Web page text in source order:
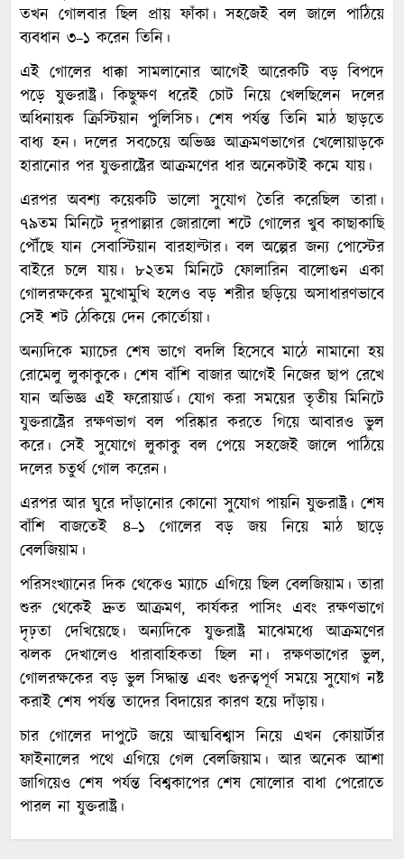
তখন গোলবার ছিল প্রায় ফাঁকা। সহজেই বল জালে পাঠিয়ে
ব্যবধান ৩–১ করেন তিনি।
এই গোলের ধাক্কা সামলানোর আগেই আরেকটি বড় বিপদে
পড়ে যুক্তরাষ্ট্র। কিছুক্ষণ ধরেই চোট নিয়ে খেলছিলেন দলের
অধিনায়ক ক্রিস্টিয়ান পুলিসিচ। শেষ পর্যন্ত তিনি মাঠ ছাড়তে
বাধ্য হন। দলের সবচেয়ে অভিজ্ঞ আক্রমণভাগের খেলোয়াড়কে
হারানোর পর যুক্তরাষ্ট্রের আক্রমণের ধার অনেকটাই কমে যায়।
এরপর অবশ্য কয়েকটি ভালো সুযোগ তৈরি করেছিল তারা।
৭৯তম মিনিটে দূরপাল্লার জোরালো শটে গোলের খুব কাছাকাছি
পৌঁছে যান সেবাস্টিয়ান বারহাল্টার। বল অল্পের জন্য পোস্টের
বাইরে চলে যায়। ৮২তম মিনিটে ফোলারিন বালোগুন একা
গোলরক্ষকের মুখোমুখি হলেও বড় শরীর ছড়িয়ে অসাধারণভাবে
সেই শট ঠেকিয়ে দেন কোর্তোয়া।
অন্যদিকে ম্যাচের শেষ ভাগে বদলি হিসেবে মাঠে নামানো হয়
রোমেলু লুকাকুকে। শেষ বাঁশি বাজার আগেই নিজের ছাপ রেখে
যান অভিজ্ঞ এই ফরোয়ার্ড। যোগ করা সময়ের তৃতীয় মিনিটে
যুক্তরাষ্ট্রের রক্ষণভাগ বল পরিষ্কার করতে গিয়ে আবারও ভুল
করে। সেই সুযোগে লুকাকু বল পেয়ে সহজেই জালে পাঠিয়ে
দলের চতুর্থ গোল করেন।
এরপর আর ঘুরে দাঁড়ানোর কোনো সুযোগ পায়নি যুক্তরাষ্ট্র। শেষ
বাঁশি বাজতেই ৪–১ গোলের বড় জয় নিয়ে মাঠ ছাড়ে
বেলজিয়াম।
পরিসংখ্যানের দিক থেকেও ম্যাচে এগিয়ে ছিল বেলজিয়াম। তারা
শুরু থেকেই দ্রুত আক্রমণ, কার্যকর পাসিং এবং রক্ষণভাগে
দৃঢ়তা দেখিয়েছে। অন্যদিকে যুক্তরাষ্ট্র মাঝেমধ্যে আক্রমণের
ঝলক দেখালেও ধারাবাহিকতা ছিল না। রক্ষণভাগের ভুল,
গোলরক্ষকের বড় ভুল সিদ্ধান্ত এবং গুরুত্বপূর্ণ সময়ে সুযোগ নষ্ট
করাই শেষ পর্যন্ত তাদের বিদায়ের কারণ হয়ে দাঁড়ায়।
চার গোলের দাপুটে জয়ে আত্মবিশ্বাস নিয়ে এখন কোয়ার্টার
ফাইনালের পথে এগিয়ে গেল বেলজিয়াম। আর অনেক আশা
জাগিয়েও শেষ পর্যন্ত বিশ্বকাপের শেষ ষোলোর বাধা পেরোতে
পারল না যুক্তরাষ্ট্র।